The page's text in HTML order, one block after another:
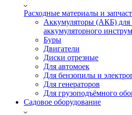
Расходные материалы и
Аккумуляторы (АКБ) для
аккумуляторного
Буры
Двигатели
Диски отрезные
Для автомоек
Для бензопилы и
Для генераторов
Для грузоподъёмного
Садовое оборудование